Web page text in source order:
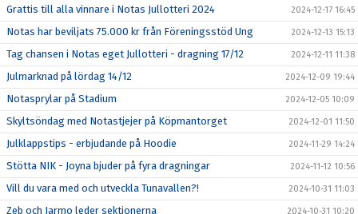
Grattis till alla vinnare i Notas Jullotteri 2024 2024-12-17 16:45
Notas har beviljats 75.000 kr från Föreningsstöd Ung 2024-12-13 15:13
Tag chansen i Notas eget Jullotteri - dragning 17/12 2024-12-11 11:38
Julmarknad på lördag 14/12 2024-12-09 19:44
Notasprylar på Stadium 2024-12-05 10:09
Skyltsöndag med Notastjejer på Köpmantorget 2024-12-01 11:50
Julklappstips - erbjudande på Hoodie 2024-11-29 14:24
Stötta NIK - Joyna bjuder på fyra dragningar 2024-11-12 10:56
Vill du vara med och utveckla Tunavallen?! 2024-10-31 11:03
Zeb och Jarmo leder sektionerna 2024-10-31 10:20